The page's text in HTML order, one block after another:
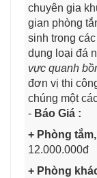
chuyên gia
gian phòng
sinh trong
dụng loại đá
vực quanh
đơn vị thi
chúng một
- Báo Giá :
+ Phòng
12.000.000đ
+ Phòng